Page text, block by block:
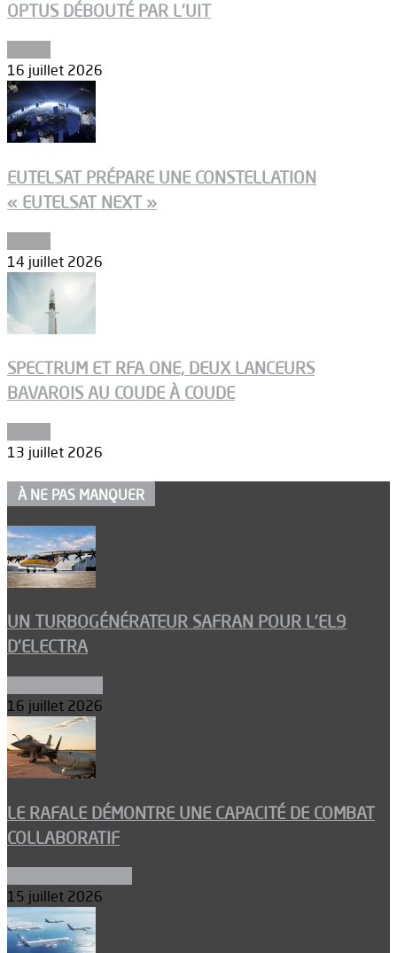
OPTUS DÉBOUTÉ PAR L’UIT
16 juillet 2026
EUTELSAT PRÉPARE UNE CONSTELLATION
« EUTELSAT NEXT »
14 juillet 2026
SPECTRUM ET RFA ONE, DEUX LANCEURS
BAVAROIS AU COUDE À COUDE
13 juillet 2026
À NE PAS MANQUER
UN TURBOGÉNÉRATEUR SAFRAN POUR L’EL9
D’ELECTRA
16 juillet 2026
LE RAFALE DÉMONTRE UNE CAPACITÉ DE COMBAT
COLLABORATIF
15 juillet 2026